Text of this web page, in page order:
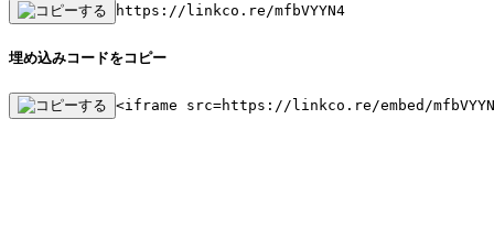
https://linkco.re/mfbVYYN4
埋め込みコードをコピー
<iframe src=https://linkco.re/embed/